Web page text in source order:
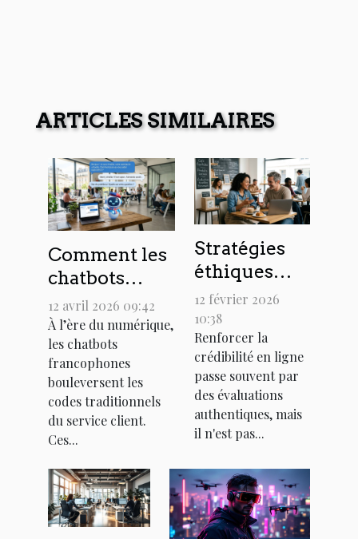
ARTICLES SIMILAIRES
Comment les
chatbots
francophones
transforment-
ils le service
client ?
12 avril 2026 09:42
À l’ère du numérique,
les chatbots
francophones
bouleversent les
codes traditionnels
du service client.
Ces...
Stratégies
éthiques
pour booster
les
évaluations
en ligne sans
les acheter
12 février 2026
10:38
Renforcer la
crédibilité en ligne
passe souvent par
des évaluations
authentiques, mais
il n'est pas...